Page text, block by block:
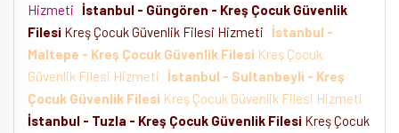
Hizmeti İstanbul - Güngören - Kreş Çocuk Güvenlik
Filesi Kreş Çocuk Güvenlik Filesi Hizmeti
İstanbul -
Maltepe - Kreş Çocuk Güvenlik Filesi Kreş Çocuk
Güvenlik Filesi Hizmeti
İstanbul - Sultanbeyli - Kreş
Çocuk Güvenlik Filesi Kreş Çocuk Güvenlik Filesi Hizmeti
İstanbul - Tuzla - Kreş Çocuk Güvenlik Filesi Kreş Çocuk